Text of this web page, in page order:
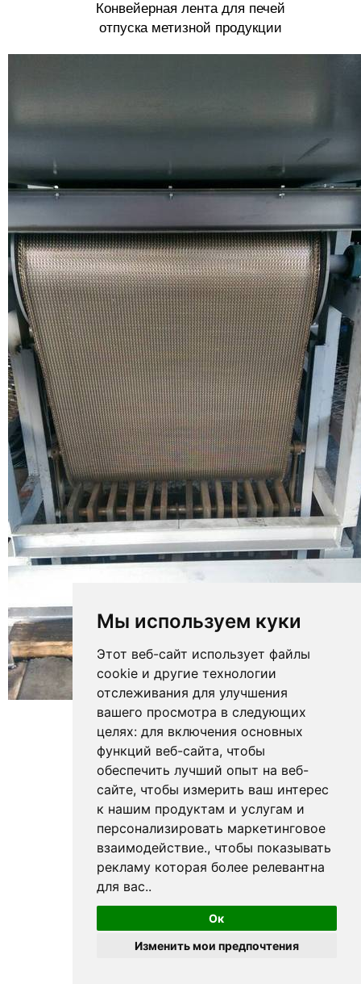
Мы используем куки
Этот веб-сайт использует файлы
cookie и другие технологии
отслеживания для улучшения
вашего просмотра в следующих
целях: для включения основных
функций веб-сайта, чтобы
обеспечить лучший опыт на веб-
сайте, чтобы измерить ваш интерес
к нашим продуктам и услугам и
персонализировать маркетинговое
взаимодействие., чтобы показывать
рекламу которая более релевантна
для вас..
Ок
Изменить мои предпочтения
Конвейерная лента для печей
отпуска метизной продукции
Рабочий вид
конвейерной ленты